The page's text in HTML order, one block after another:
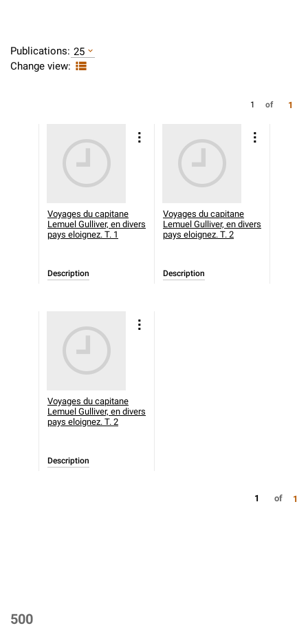
Publications: 25
Change view:
1 of 1
Voyages du capitane
Lemuel Gulliver, en divers
pays eloignez. T. 1
Description
Voyages du capitane
Lemuel Gulliver, en divers
pays eloignez. T. 2
Description
Voyages du capitane
Lemuel Gulliver, en divers
pays eloignez. T. 2
Description
1 of 1
500